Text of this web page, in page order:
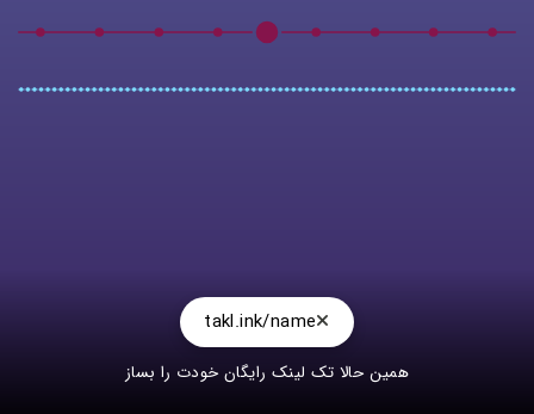
takl.ink/name
همین حالا تک لینک رایگان خودت را بساز